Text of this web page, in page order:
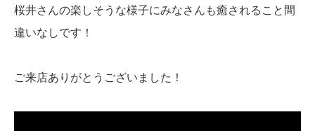
桜井さんの楽しそうな様子にみなさんも癒されること間
違いなしです！
ご来店ありがとうございました！